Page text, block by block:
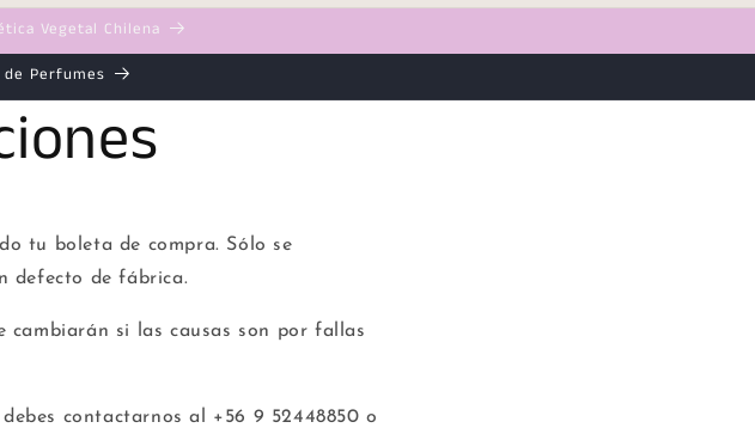
Vegetal Chilena
de Perfumes
tu boleta de compra. Sólo se
defecto de fábrica.
cambiarán si las causas son por fallas
contactarnos al +56 9 52448850 o